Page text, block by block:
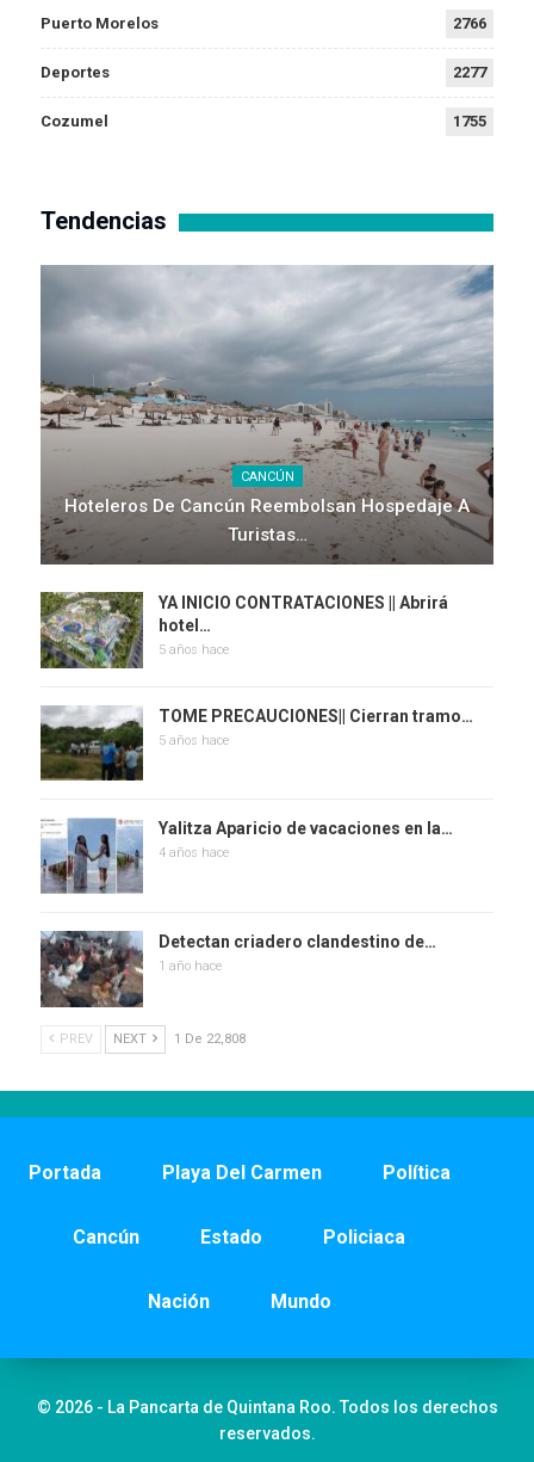
Puerto Morelos 2766
Deportes 2277
Cozumel 1755
Tendencias
CANCÚN
Hoteleros De Cancún Reembolsan Hospedaje A
Turistas…
YA INICIO CONTRATACIONES || Abrirá
hotel…
5 años hace
TOME PRECAUCIONES|| Cierran tramo…
5 años hace
Yalitza Aparicio de vacaciones en la…
4 años hace
Detectan criadero clandestino de…
1 año hace
PREV NEXT 1 De 22,808
Portada Playa Del Carmen Política
Cancún Estado Policiaca
Nación Mundo
© 2026 - La Pancarta de Quintana Roo. Todos los derechos
reservados.